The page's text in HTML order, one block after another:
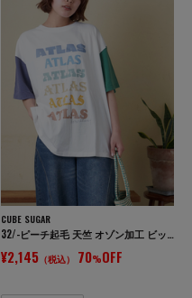
CUBE SUGAR
32/-ピーチ起毛 天竺 オゾン加工 ビッグ Tシャツ
¥2,145（税込） 70%OFF